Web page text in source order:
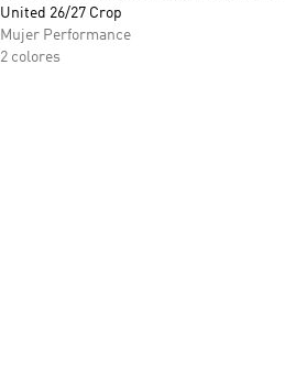
United 26/27 Crop
Mujer Performance
2 colores